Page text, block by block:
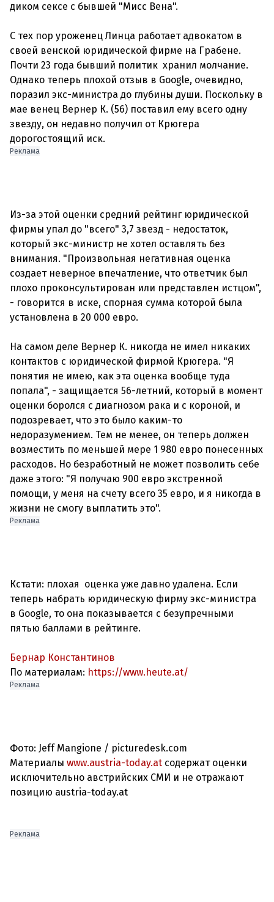
диком сексе с бывшей "Мисс Вена".
С тех пор уроженец Линца работает адвокатом в
своей венской юридической фирме на Грабене.
Почти 23 года бывший политик хранил молчание.
Однако теперь плохой отзыв в Google, очевидно,
поразил экс-министра до глубины души. Поскольку в
мае венец Вернер К. (56) поставил ему всего одну
звезду, он недавно получил от Крюгера
Реклама
Из-за этой оценки средний рейтинг юридической
фирмы упал до "всего" 3,7 звезд - недостаток,
который экс-министр не хотел оставлять без
внимания. "Произвольная негативная оценка
создает неверное впечатление, что ответчик был
плохо проконсультирован или представлен истцом",
- говорится в иске, спорная сумма которой была
установлена в 20 000 евро.
На самом деле Вернер К. никогда не имел никаких
контактов с юридической фирмой Крюгера. "Я
понятия не имею, как эта оценка вообще туда
попала", - защищается 56-летний, который в момент
оценки боролся с диагнозом рака и с короной, и
подозревает, что это было каким-то
недоразумением. Тем не менее, он теперь должен
возместить по меньшей мере 1 980 евро понесенных
расходов. Но безработный не может позволить себе
даже этого: "Я получаю 900 евро экстренной
помощи, у меня на счету всего 35 евро, и я никогда в
Реклама
Кстати: плохая оценка уже давно удалена. Если
теперь набрать юридическую фирму экс-министра
в Google, то она показывается с безупречными
пятью баллами в рейтинге.
Бернар Константинов
По материалам: https://www.heute.at/
Реклама
Фото: Jeff Mangione / picturedesk.com
Материалы www.austria-today.at содержат оценки
исключительно австрийских СМИ и не отражают
позицию austria-today.at
Реклама